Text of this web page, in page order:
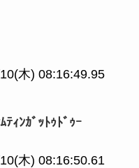
木) 08:16:49.95
ﾃｨﾝｶﾞｯﾄｩﾄﾞｩｰ
木) 08:16:50.61